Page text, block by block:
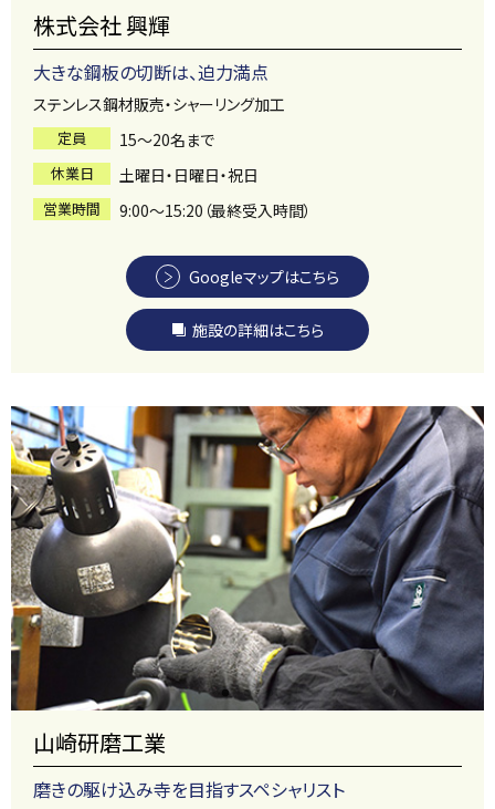
株式会社 興輝
大きな鋼板の切断は、迫力満点
ステンレス鋼材販売・シャーリング加工
定員 15～20名まで
休業日 土曜日・日曜日・祝日
営業時間 9:00～15:20（最終受入時間）
Googleマップはこちら
施設の詳細はこちら
山崎研磨工業
磨きの駆け込み寺を目指すスペシャリスト